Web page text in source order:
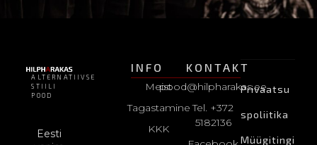
ALTERNATIIVSE
STIILI
POOD
Eesti
INFO
Meist
Tagastamine
KKK
KONTAKT
pood@hilpharakas.ee
Tel. +372
5182136
Privaatsu
spoliitika
Müügitingi